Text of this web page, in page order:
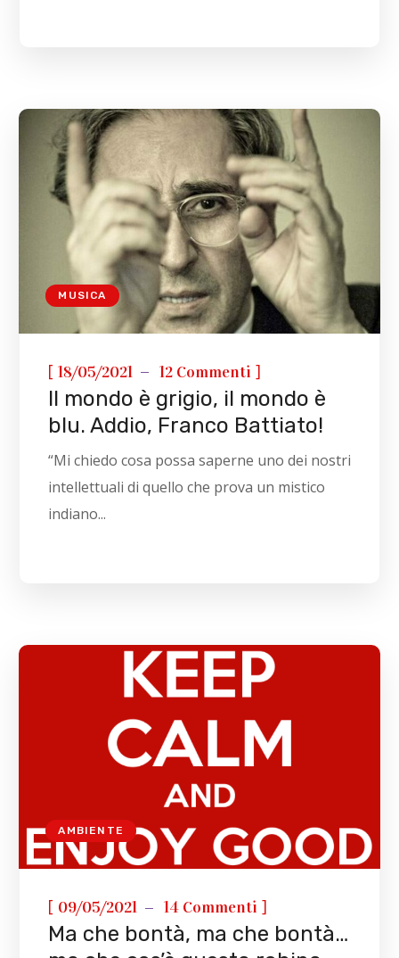
MUSICA
[18/05/2021 12 Commenti ]
Il mondo è grigio, il mondo è
blu. Addio, Franco Battiato!
“Mi chiedo cosa possa saperne uno dei nostri
intellettuali di quello che prova un mistico
indiano...
AMBIENTE
[ 09/05/2021 14 Commenti ]
Ma che bontà, ma che bontà…